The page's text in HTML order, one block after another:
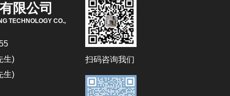
限公司
TECHNOLOGY CO.,
生)
生)
扫码咨询我们